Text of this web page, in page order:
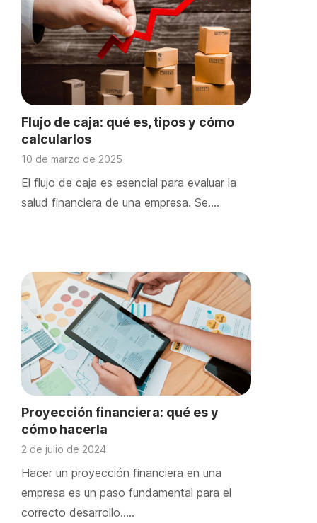
Flujo de caja: qué es, tipos y cómo
calcularlos
10 de marzo de 2025
El flujo de caja es esencial para evaluar la
salud financiera de una empresa. Se….
Proyección financiera: qué es y
cómo hacerla
2 de julio de 2024
Hacer un proyección financiera en una
empresa es un paso fundamental para el
correcto desarrollo.….